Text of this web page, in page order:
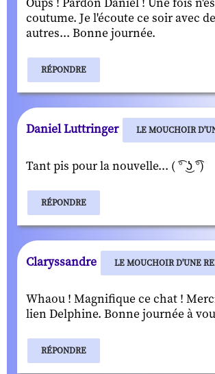
Oups ! Pardon Daniel ! Une fois
coutume. Je l'écoute ce soir avec
autres... Bonne journée.
RÉPONDRE
Daniel Luttringer LE MOUCHOIR
Tant pis pour la nouvelle... ( ͡° ͜ʖ ͡°)
RÉPONDRE
Claryssandre LE MOUCHOIR D'UNE
Whaou ! Magnifique ce chat !
lien Delphine. Bonne journée à
RÉPONDRE